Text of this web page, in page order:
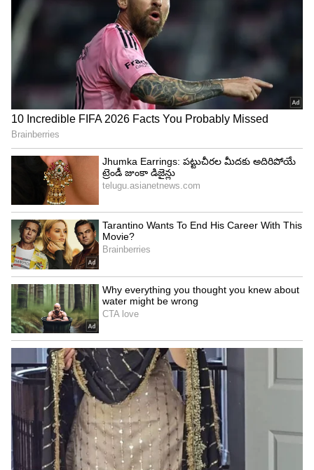
Our Own
వృశ్చిక రాశి
వృశ్చిక రాశి అమ్మాయిలు రహస్యమైన, లోతైన భావాలను
కలిగి ఉంటారు. వీరికి అబ్బాయిల మాటలను సులభంగా
నమ్మే అలవాటు ఉండదు. వీరు తమ అంతర్ దృష్టిని
అనుసరించడంలో నిపుణులు. ఇతరుల నిజమైన ఉద్దేశాలను
త్వరగా గుర్తిస్తారు. వీరి పదునైన చూపు, దృఢమైన
మనస్తత్వం వీరిని ఎప్పుడూ స్టైలిష్‌గా చూపిస్తాయి. వీరిని
గెలవాలంటే తియ్యని మాటలు సరిపోవు. నిజమైన చేతలు
కావాలి.